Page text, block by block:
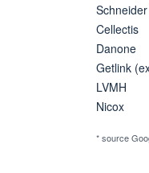
Cellectis
Danone
Getlink
LVMH
Nicox
* source